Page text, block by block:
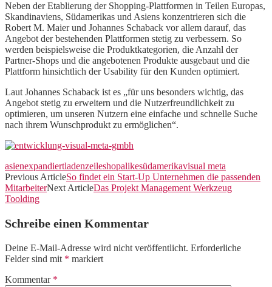
Neben der Etablierung der Shopping-Plattformen in Teilen Europas,
Skandinaviens, Südamerikas und Asiens konzentrieren sich die
Robert M. Maier und Johannes Schaback vor allem darauf, das
Angebot der bestehenden Plattformen stetig zu verbessern. So
werden beispielsweise die Produktkategorien, die Anzahl der
Partner-Shops und die angebotenen Produkte ausgebaut und die
Plattform hinsichtlich der Usability für den Kunden optimiert.
Laut Johannes Schaback ist es „für uns besonders wichtig, das
Angebot stetig zu erweitern und die Nutzerfreundlichkeit zu
optimieren, um unseren Nutzern eine einfache und schnelle Suche
nach ihrem Wunschprodukt zu ermöglichen“.
asienexpandiertladenzeileshopalikesüdamerikavisual meta
Previous ArticleSo findet ein Start-Up Unternehmen die passenden
MitarbeiterNext ArticleDas Projekt Management Werkzeug
Toolding
Schreibe einen Kommentar
Deine E-Mail-Adresse wird nicht veröffentlicht. Erforderliche
Felder sind mit * markiert
Kommentar *